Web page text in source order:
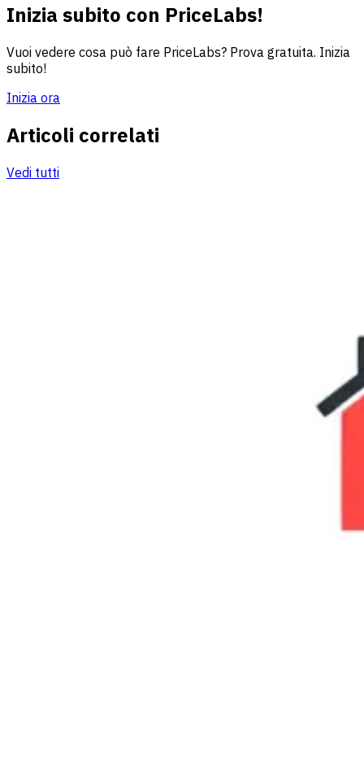
Inizia subito con PriceLabs!
Vuoi vedere cosa può fare PriceLabs? Prova gratuita. Inizia
subito!
Inizia ora
Articoli correlati
Vedi tutti